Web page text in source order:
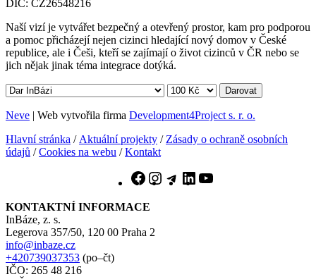
DIČ: CZ26548216
Naší vizí je vytvářet bezpečný a otevřený prostor, kam pro podporou
a pomoc přicházejí nejen cizinci hledající nový domov v České
republice, ale i Češi, kteří se zajímají o život cizinců v ČR nebo se
jich nějak jinak téma integrace dotýká.
Darovat
Neve | Web vytvořila firma Development4Project s. r. o.
Hlavní stránka / Aktuální projekty / Zásady o ochraně osobních
údajů /Cookies na webu /Kontakt
Facebook
Instagram
TelegramLinkedIn
KONTAKTNÍ INFORMACE
InBáze, z. s.
Legerova 357/50, 120 00 Praha 2
info@inbaze.cz
+420739037353 (po–čt)
IČO: 265 48 216